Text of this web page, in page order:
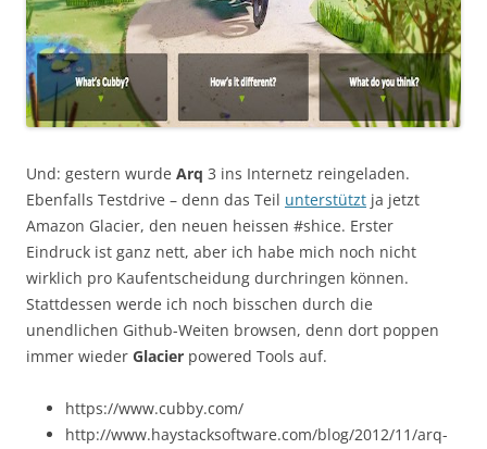
Und: gestern wurde Arq 3 ins Internetz reingeladen.
Ebenfalls Testdrive – denn das Teil unterstützt ja jetzt
Amazon Glacier, den neuen heissen #shice. Erster
Eindruck ist ganz nett, aber ich habe mich noch nicht
wirklich pro Kaufentscheidung durchringen können.
Stattdessen werde ich noch bisschen durch die
unendlichen Github-Weiten browsen, denn dort poppen
immer wieder Glacier powered Tools auf.
https://www.cubby.com/
http://www.haystacksoftware.com/blog/2012/11/arq-